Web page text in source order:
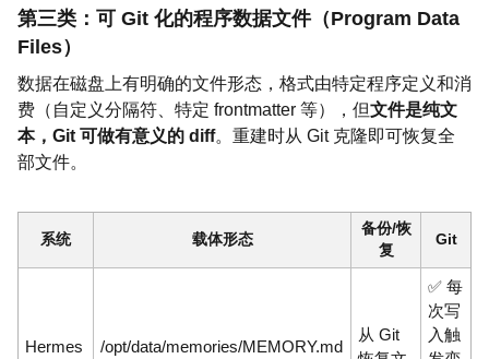
第三类：可 Git 化的程序数据文件（Program Data
Files）
数据在磁盘上有明确的文件形态，格式由特定程序定义和消
费（自定义分隔符、特定 frontmatter 等），但文件是纯文
本，Git 可做有意义的 diff。重建时从 Git 克隆即可恢复全
部文件。
系统 载体形态
备份/恢
复
Git
Hermes
/opt/data/memories/MEMORY.md
从 Git
✅ 每
次写
入触